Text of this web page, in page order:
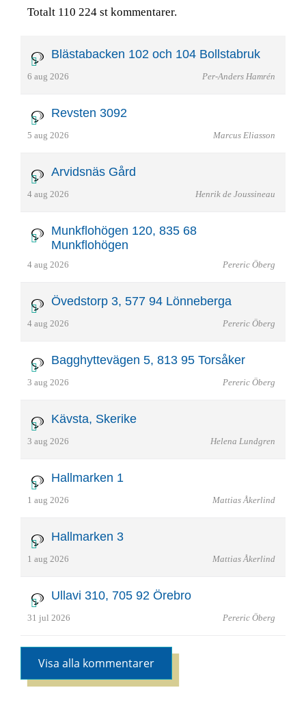
Totalt 110 224 st kommentarer.
Blästabacken 102 och 104 Bollstabruk
6 aug 2026 Per-Anders Hamrén
Revsten 3092
5 aug 2026 Marcus Eliasson
Arvidsnäs Gård
4 aug 2026 Henrik de Joussineau
Munkflohögen 120, 835 68
Munkflohögen
4 aug 2026 Pereric Öberg
Övedstorp 3, 577 94 Lönneberga
4 aug 2026 Pereric Öberg
Bagghyttevägen 5, 813 95 Torsåker
3 aug 2026 Pereric Öberg
Kävsta, Skerike
3 aug 2026 Helena Lundgren
Hallmarken 1
1 aug 2026 Mattias Åkerlind
Hallmarken 3
1 aug 2026 Mattias Åkerlind
Ullavi 310, 705 92 Örebro
31 jul 2026 Pereric Öberg
Visa alla kommentarer